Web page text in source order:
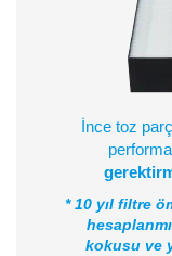
İnce toz
* 10 yıl filtre
kokusu ve